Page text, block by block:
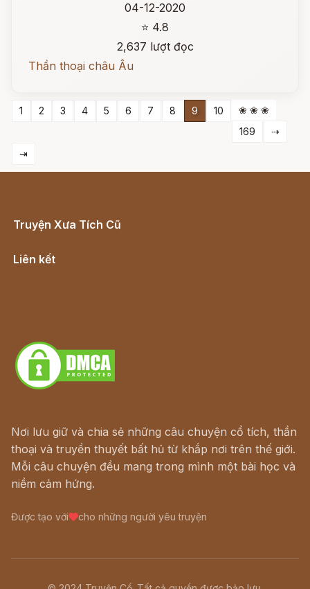
04-12-2020
⭐ 4.8
2,637 lượt đọc
Thần thoại châu Âu
1 2 3 4 5 6 7 8 9 10
❀ ❀ ❀
169
⇢
⇥
Truyện Xưa Tích Cũ
Liên kết
Nơi lưu giữ và chia sẻ những câu chuyện cổ tích, thần
thoại và truyền thuyết bất hủ từ khắp nơi trên thế giới.
Mỗi câu chuyện đều mang trong mình một bài học và
niềm cảm hứng.
Được tạo với cho những người yêu truyện